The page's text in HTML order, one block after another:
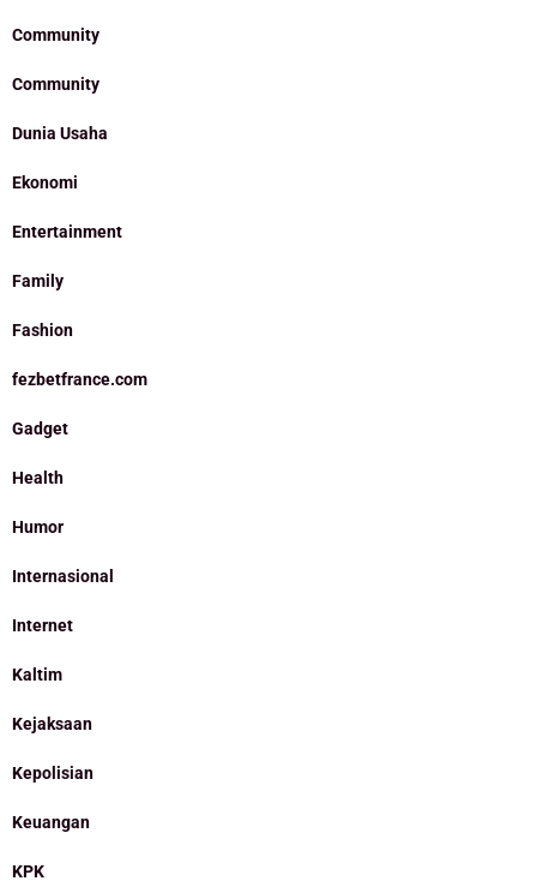
Community
Community
Dunia Usaha
Ekonomi
Entertainment
Family
Fashion
fezbetfrance.com
Gadget
Health
Humor
Internasional
Internet
Kaltim
Kejaksaan
Kepolisian
Keuangan
KPK